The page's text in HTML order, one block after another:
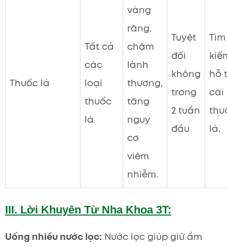
Thuốc lá
Tất cả
các
loại
thuốc
lá
vàng
răng,
chậm
lành
thương,
tăng
nguy
cơ
viêm
nhiễm.
Tuyệt
đối
không
trong
2 tuần
đầu
Tìm
hỗ
cai
lá.
III. Lời Khuyên Từ Nha Khoa 3T:
Uống nhiều nước lọc: Nước lọc giúp giữ ẩm